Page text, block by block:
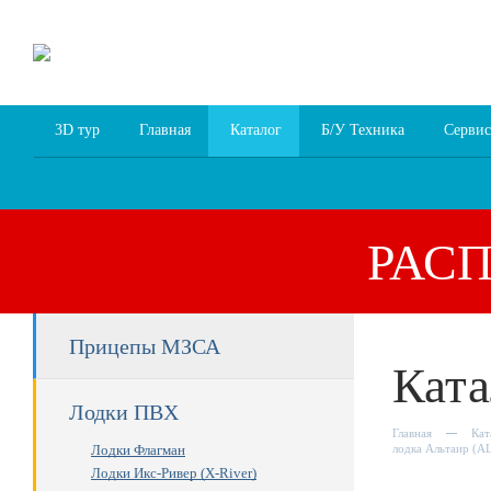
3D тур Главная Каталог Б/У Техника Сервис
Прицепы МЗСА
Лодки ПВХ
Лодки Флагман
Лодки Икс-Ривер (X-River)
Главная
лодка Альтаир